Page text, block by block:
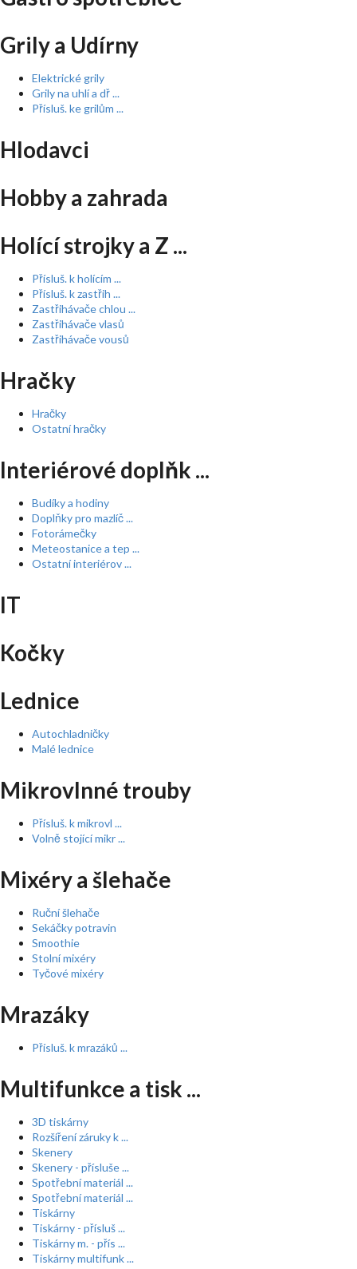
Grily a Udírny
Elektrické grily
Grily na uhlí a dř ...
Přísluš. ke grilům ...
Hlodavci
Hobby a zahrada
Holící strojky a Z ...
Přísluš. k holícím ...
Přísluš. k zastřih ...
Zastřihávače chlou ...
Zastřihávače vlasů
Zastřihávače vousů
Hračky
Hračky
Ostatní hračky
Interiérové doplňk ...
Budíky a hodiny
Doplňky pro mazlíč ...
Fotorámečky
Meteostanice a tep ...
Ostatní interiérov ...
IT
Kočky
Lednice
Autochladničky
Malé lednice
Mikrovlnné trouby
Přísluš. k mikrovl ...
Volně stojící mikr ...
Mixéry a šlehače
Ruční šlehače
Sekáčky potravin
Smoothie
Stolní mixéry
Tyčové mixéry
Mrazáky
Přísluš. k mrazáků ...
Multifunkce a tisk ...
3D tiskárny
Rozšíření záruky k ...
Skenery
Skenery - přísluše ...
Spotřební materiál ...
Spotřební materiál ...
Tiskárny
Tiskárny - přísluš ...
Tiskárny m. - přís ...
Tiskárny multifunk ...